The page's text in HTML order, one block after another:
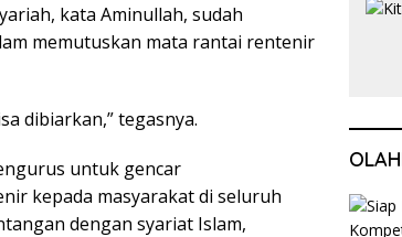
kata Aminullah, sudah
memutuskan mata rantai rentenir
dibiarkan,” tegasnya.
untuk gencar
kepada masyarakat di seluruh
dengan syariat Islam,